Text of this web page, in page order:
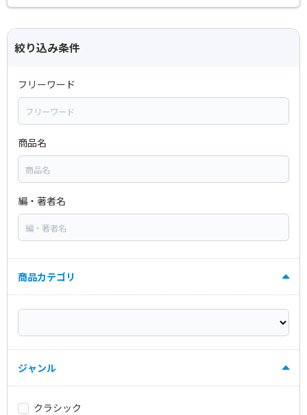
絞り込み条件
フリーワード
商品名
編・著者名
商品カテゴリ
ジャンル
クラシック